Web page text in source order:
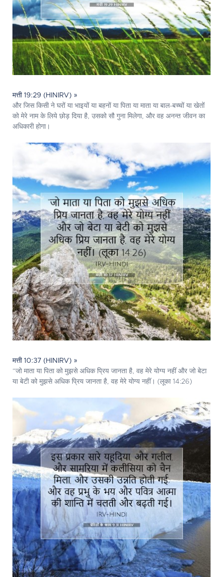
मत्ती 19:29 (HINIRV) »
और जिस किसी ने घरों या भाइयों या बहनों या पिता या माता या बाल-बच्चों या खेतों
को मेरे नाम के लिये छोड़ दिया है, उसको सौ गुना मिलेगा, और वह अनन्त जीवन का
अधिकारी होगा।
मत्ती 10:37 (HINIRV) »
“जो माता या पिता को मुझसे अधिक प्रिय जानता है, वह मेरे योग्य नहीं और जो बेटा
या बेटी को मुझसे अधिक प्रिय जानता है, वह मेरे योग्य नहीं। (लूका 14:26)